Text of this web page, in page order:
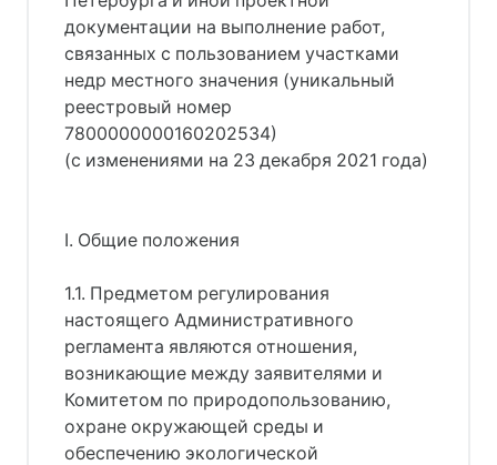
документации на выполнение работ,
связанных с пользованием участками
недр местного значения (уникальный
реестровый номер
7800000000160202534)
(с изменениями на 23 декабря 2021 года)
I. Общие положения
1.1. Предметом регулирования
настоящего Административного
регламента являются отношения,
возникающие между заявителями и
Комитетом по природопользованию,
охране окружающей среды и
обеспечению экологической